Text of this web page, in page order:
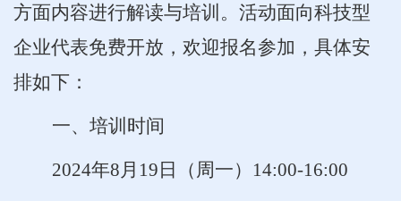
方面内容进行解读与培训。活动面向科技型
企业代表免费开放，欢迎报名参加，具体安
排如下：
一、 培训时间
2024年8月19日（周一）14:00-16:00